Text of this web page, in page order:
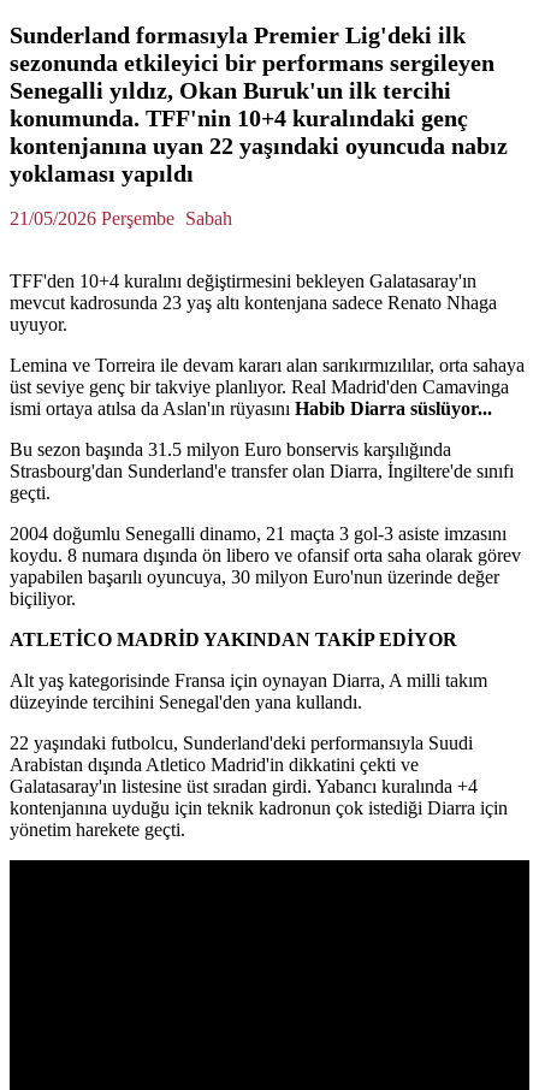
Sunderland formasıyla Premier Lig'deki ilk
sezonunda etkileyici bir performans sergileyen
Senegalli yıldız, Okan Buruk'un ilk tercihi
konumunda. TFF'nin 10+4 kuralındaki genç
kontenjanına uyan 22 yaşındaki oyuncuda nabız
yoklaması yapıldı
21/05/2026 Perşembe Sabah
TFF'den 10+4 kuralını değiştirmesini bekleyen Galatasaray'ın
mevcut kadrosunda 23 yaş altı kontenjana sadece Renato Nhaga
uyuyor.
Lemina ve Torreira ile devam kararı alan sarıkırmızılılar, orta sahaya
üst seviye genç bir takviye planlıyor. Real Madrid'den Camavinga
ismi ortaya atılsa da Aslan'ın rüyasını Habib Diarra süslüyor...
Bu sezon başında 31.5 milyon Euro bonservis karşılığında
Strasbourg'dan Sunderland'e transfer olan Diarra, İngiltere'de sınıfı
geçti.
2004 doğumlu Senegalli dinamo, 21 maçta 3 gol-3 asiste imzasını
koydu. 8 numara dışında ön libero ve ofansif orta saha olarak görev
yapabilen başarılı oyuncuya, 30 milyon Euro'nun üzerinde değer
biçiliyor.
ATLETİCO MADRİD YAKINDAN TAKİP EDİYOR
Alt yaş kategorisinde Fransa için oynayan Diarra, A milli takım
düzeyinde tercihini Senegal'den yana kullandı.
22 yaşındaki futbolcu, Sunderland'deki performansıyla Suudi
Arabistan dışında Atletico Madrid'in dikkatini çekti ve
Galatasaray'ın listesine üst sıradan girdi. Yabancı kuralında +4
kontenjanına uyduğu için teknik kadronun çok istediği Diarra için
yönetim harekete geçti.